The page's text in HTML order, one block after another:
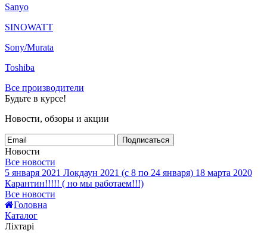
Sanyo
SINOWATT
Sony/Murata
Toshiba
Все производители
Будьте в курсе!
Новости, обзоры и акции
Подписаться
Новости
Все новости
5 января 2021 Локдаун 2021 (с 8 по 24 января) 18 марта 2020
Карантин!!!!! ( но мы работаем!!!)
Все новости
Головна
Каталог
Ліхтарі